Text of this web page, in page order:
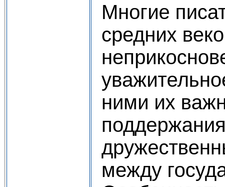
Многие
средних
ними их
между